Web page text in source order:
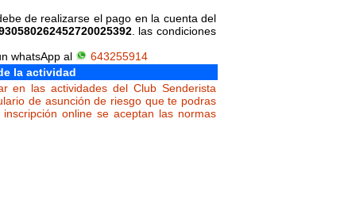
de realizarse el pago en la cuenta del
. las condiciones
whatsApp al
643255914
la actividad
en las actividades del Club Senderista
de asunción de riesgo que te podras
online se aceptan las normas